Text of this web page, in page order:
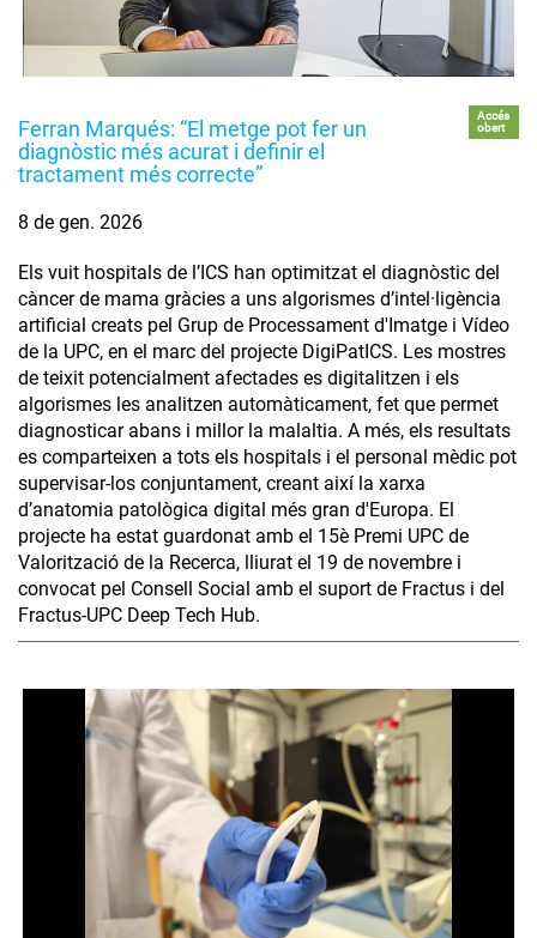
Ferran Marqués: “El metge pot fer un
diagnòstic més acurat i definir el
tractament més correcte”
Accés
obert
8 de gen. 2026
Els vuit hospitals de l’ICS han optimitzat el diagnòstic del
càncer de mama gràcies a uns algorismes d’intel·ligència
artificial creats pel Grup de Processament d'Imatge i Vídeo
de la UPC, en el marc del projecte DigiPatICS. Les mostres
de teixit potencialment afectades es digitalitzen i els
algorismes les analitzen automàticament, fet que permet
diagnosticar abans i millor la malaltia. A més, els resultats
es comparteixen a tots els hospitals i el personal mèdic pot
supervisar-los conjuntament, creant així la xarxa
d’anatomia patològica digital més gran d'Europa. El
projecte ha estat guardonat amb el 15è Premi UPC de
Valorització de la Recerca, lliurat el 19 de novembre i
convocat pel Consell Social amb el suport de Fractus i del
Fractus-UPC Deep Tech Hub.